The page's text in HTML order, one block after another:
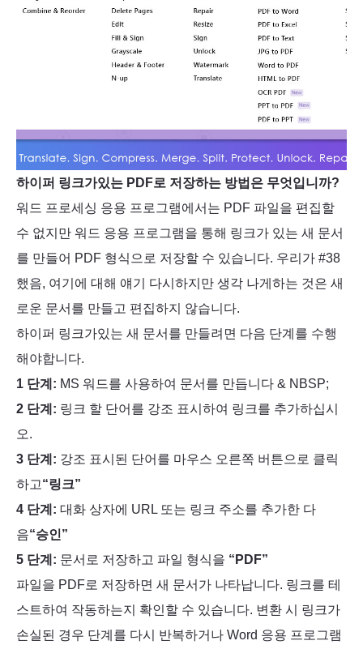
하이퍼 링크가있는 PDF로 저장하는 방법은 무엇입니까?
워드 프로세싱 응용 프로그램에서는 PDF 파일을 편집할
수 없지만 워드 응용 프로그램을 통해 링크가 있는 새 문서
를 만들어 PDF 형식으로 저장할 수 있습니다. 우리가 #38
했음, 여기에 대해 얘기 다시하지만 생각 나게하는 것은 새
로운 문서를 만들고 편집하지 않습니다.
하이퍼 링크가있는 새 문서를 만들려면 다음 단계를 수행
해야합니다.
1 단계: MS 워드를 사용하여 문서를 만듭니다 & NBSP;
2 단계: 링크 할 단어를 강조 표시하여 링크를 추가하십시
오.
3 단계: 강조 표시된 단어를 마우스 오른쪽 버튼으로 클릭
하고“링크”
4 단계: 대화 상자에 URL 또는 링크 주소를 추가한 다
음“승인”
5 단계: 문서로 저장하고 파일 형식을 “PDF”
파일을 PDF로 저장하면 새 문서가 나타납니다. 링크를 테
스트하여 작동하는지 확인할 수 있습니다. 변환 시 링크가
손실된 경우 단계를 다시 반복하거나 Word 응용 프로그램